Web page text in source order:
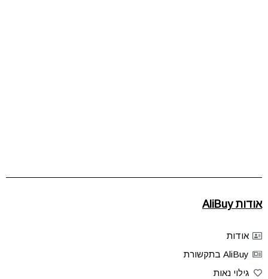
אודות AliBuy
אודות
AliBuy בתקשורת
גילוי נאות